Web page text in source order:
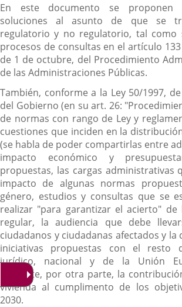
En este documento se proponen
soluciones al asunto de que se
regulatorio y no regulatorio, tal como
procesos de consultas en el artículo
de 1 de octubre, del Procedimiento
de las Administraciones Públicas.
También, conforme a la Ley 50/1997,
del Gobierno (en su art. 26:
de normas con rango de Ley y
cuestiones que inciden en la
(se habla de poder compartirlas entre
impacto económico y
propuestas, las cargas administrativas
impacto de algunas normas
género, estudios y consultas que se
realizar "para garantizar el acierto"
regular, la audiencia que debe
ciudadanos y ciudadanas afectados y la
iniciativas propuestas con el resto
jurídico, nacional y de la Unión
presente, por otra parte, la
vivienda al cumplimento de los
2030.